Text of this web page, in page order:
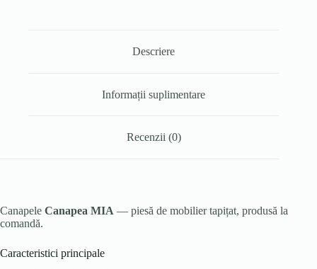
Descriere
Informații suplimentare
Recenzii (0)
Canapele Canapea MIA — piesă de mobilier tapițat, produsă la
comandă.
Caracteristici principale